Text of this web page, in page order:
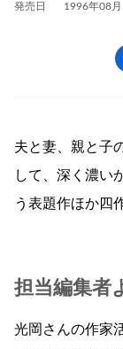
発売日 1996年08月
夫と妻、親と子
して、深く濃い
う表題作ほか四
担当編集者
光岡さんの作家